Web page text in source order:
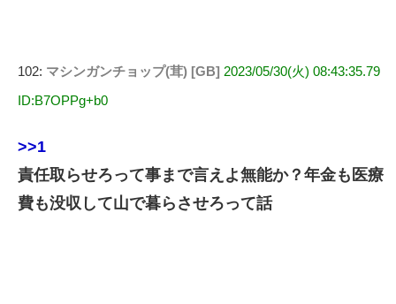
102: マシンガンチョップ(茸) [GB] 2023/05/30(火) 08:43:35.79
ID:B7OPPg+b0
>>1
責任取らせろって事まで言えよ無能か？年金も医療
費も没収して山で暮らさせろって話